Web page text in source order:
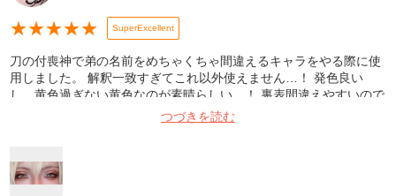
★★★★★ SuperExcellent
刀の付喪神で弟の名前をめちゃくちゃ間違えるキャラをやる際に使
用しました。 解釈一致すぎてこれ以外使えません…！ 発色良い
し、黄色過ぎない黄色なのが素晴らしい…！ 裏表間違えやすいので
お気を付けて！ 間違えるとめちゃくちゃズレるし痛いです！ オス
つづきを読む